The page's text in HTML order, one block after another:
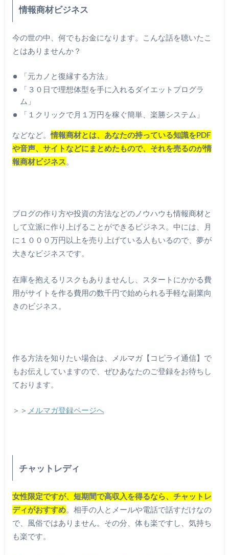
情報商材ビジネス
今の世の中、何でもお金になります。こんな話を聴いたこ
とはありませんか？
「元カノと復縁する方法」
「３０日で理想体型を手に入れるダイエットプログラ
ム」
「１クリックで月１万円を稼ぐ簡単、楽勝システム」
などなど。情報商材とは、あなたの持っている知識をPDF
や音声、サイトなどにまとめたもので、それを売るのが情
報商材ビジネス。
ブログの作り方や投資の方法などのノウハウも情報商材と
して立派に作り上げることができるビジネス。中には、月
に１０００万円以上を売り上げている人もいるので、夢が
大きなビジネスです。
在庫を抱えるリスクもありませんし、スタートにかかる費
用がサイトを作る費用の数千円で始められる手軽な副業向
きのビジネス。
作る方法を知りたい場合は、メルマガ【コピライ通信】で
もお伝えしていますので、ぜひあなたのご登録をお待ちし
ております。
＞＞ メルマガ登録ページへ
チャットレディ
女性限定ですが、短期間で高収入を得るなら、チャットレ
ディがおすすめ。相手の人とメールや電話で話すだけなの
で、風俗ではありません。その分、体も楽ですし、気持ち
も楽です。